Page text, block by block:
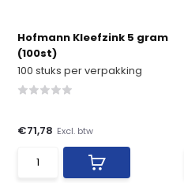
Hofmann Kleefzink 5 gram
(100st)
100 stuks per verpakking
€71,78 Excl. btw